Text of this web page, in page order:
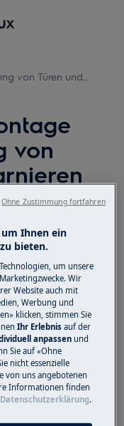
von Türen und
von
das Gerät
derSteckdose.
Geräte
zwei
und
Ihnen ein
bieten.
um unsere
Wir
Website auch mit
Werbung und
klicken, stimmen Sie
Ihr Erlebnisauf der
anpassen und
Sie auf «Ohne
nicht essenzielle
von uns angebotenen
Informationen finden
Datenschutzerklärung.
Ohne Zustimmung fortfahren